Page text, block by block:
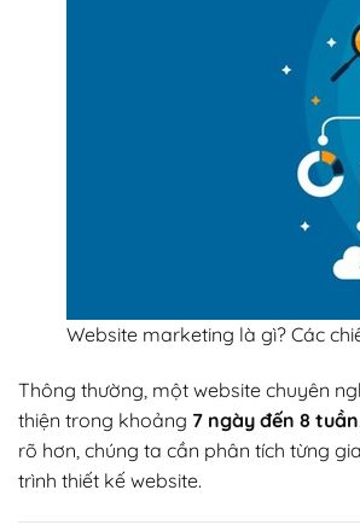
Website marketing là gì? Các
Thông thường, một website chuyên
thiện trong khoảng 7 ngày đến 8 tuần
rõ hơn, chúng ta cần phân tích từng
trình thiết kế website.